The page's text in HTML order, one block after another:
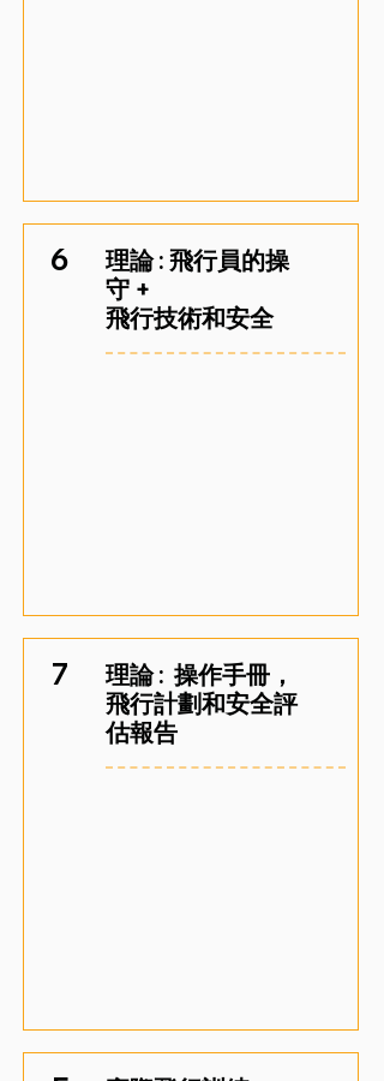
6
理論 : 飛行員的操
守 +
飛行技術和安全
7
理論 : 操作手冊，
飛行計劃和安全評
估報告